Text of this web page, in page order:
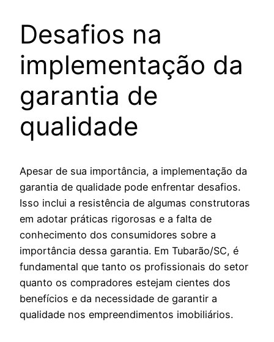
Desafios na
implementação da
garantia de
qualidade
Apesar de sua importância, a implementação da
garantia de qualidade pode enfrentar desafios.
Isso inclui a resistência de algumas construtoras
em adotar práticas rigorosas e a falta de
conhecimento dos consumidores sobre a
importância dessa garantia. Em Tubarão/SC, é
fundamental que tanto os profissionais do setor
quanto os compradores estejam cientes dos
benefícios e da necessidade de garantir a
qualidade nos empreendimentos imobiliários.